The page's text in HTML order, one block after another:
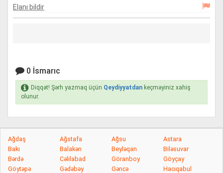
Elanı bildir
0 İsmarıc
Diqqət! Şərh yazmaq üçün Qeydiyyatdan keçməyiniz xahiş
olunur.
Ağdaş Ağstafa Ağsu
Astara
Bakı
Balakən Beyləqan
Biləsuvar
Bərdə
Cəlilabad Göranboy
Göyçay
Göytəpə
Gədəbəy Gəncə
Hacıqabul